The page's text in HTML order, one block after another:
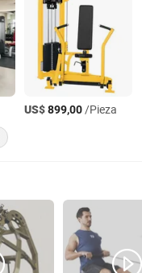
US$899,00/Pieza